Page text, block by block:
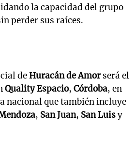
la capacidad del grupo
perder sus raíces.
deHuracán de Amorserá el
Quality Espacio, Córdoba, en
nacional que también incluye
, San Juan, San Luisy